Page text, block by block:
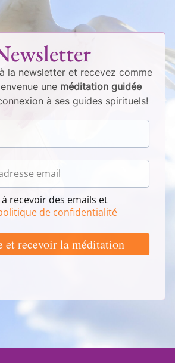
la newsletter et recevez comme
une méditation guidée
à ses guides spirituels!